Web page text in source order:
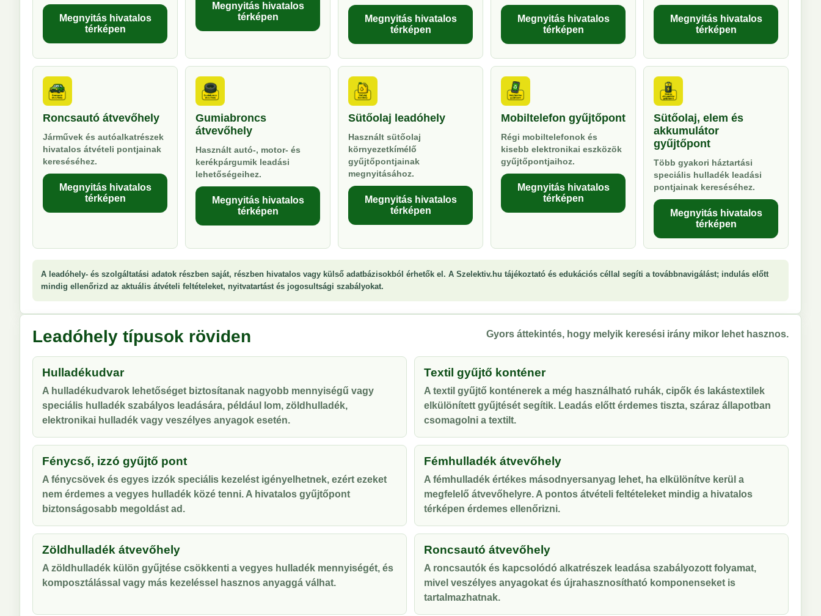
Megnyitás hivatalos
térképen
Megnyitás hivatalos
térképen
Megnyitás hivatalos
térképen
Megnyitás hivatalos
térképen
Megnyitás hivatalos
térképen
Roncsautó átvevőhely
Járművek és autóalkatrészek
hivatalos átvételi pontjainak
kereséséhez.
Megnyitás hivatalos
térképen
Gumiabroncs
átvevőhely
Használt autó-, motor- és
kerékpárgumik leadási
lehetőségeihez.
Megnyitás hivatalos
térképen
Sütőolaj leadóhely
Használt sütőolaj
környezetkímélő
gyűjtőpontjainak
megnyitásához.
Megnyitás hivatalos
térképen
Mobiltelefon gyűjtőpont
Régi mobiltelefonok és
kisebb elektronikai eszközök
gyűjtőpontjaihoz.
Megnyitás hivatalos
térképen
Sütőolaj, elem és
akkumulátor
gyűjtőpont
Több gyakori háztartási
speciális hulladék leadási
pontjainak kereséséhez.
Megnyitás hivatalos
térképen
A leadóhely- és szolgáltatási adatok részben saját, részben hivatalos vagy külső adatbázisokból érhetők el. A Szelektiv.hu tájékoztató és edukációs céllal segíti a továbbnavigálást; indulás előtt
mindig ellenőrizd az aktuális átvételi feltételeket, nyitvatartást és jogosultsági szabályokat.
Leadóhely típusok röviden Gyors áttekintés, hogy melyik keresési irány mikor lehet hasznos.
Hulladékudvar
A hulladékudvarok lehetőséget biztosítanak nagyobb mennyiségű vagy
speciális hulladék szabályos leadására, például lom, zöldhulladék,
elektronikai hulladék vagy veszélyes anyagok esetén.
Textil gyűjtő konténer
A textil gyűjtő konténerek a még használható ruhák, cipők és lakástextilek
elkülönített gyűjtését segítik. Leadás előtt érdemes tiszta, száraz állapotban
csomagolni a textilt.
Fénycső, izzó gyűjtő pont
A fénycsövek és egyes izzók speciális kezelést igényelhetnek, ezért ezeket
nem érdemes a vegyes hulladék közé tenni. A hivatalos gyűjtőpont
biztonságosabb megoldást ad.
Fémhulladék átvevőhely
A fémhulladék értékes másodnyersanyag lehet, ha elkülönítve kerül a
megfelelő átvevőhelyre. A pontos átvételi feltételeket mindig a hivatalos
térképen érdemes ellenőrizni.
Zöldhulladék átvevőhely
A zöldhulladék külön gyűjtése csökkenti a vegyes hulladék mennyiségét, és
komposztálással vagy más kezeléssel hasznos anyaggá válhat.
Roncsautó átvevőhely
A roncsautók és kapcsolódó alkatrészek leadása szabályozott folyamat,
mivel veszélyes anyagokat és újrahasznosítható komponenseket is
tartalmazhatnak.